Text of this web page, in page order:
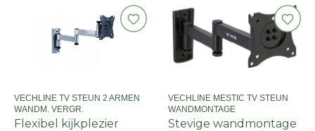
VECHLINE TV STEUN 2 ARMEN
WANDM. VERGR.
Flexibel kijkplezier
VECHLINE MESTIC TV STEUN
WANDMONTAGE
Stevige wandmontage